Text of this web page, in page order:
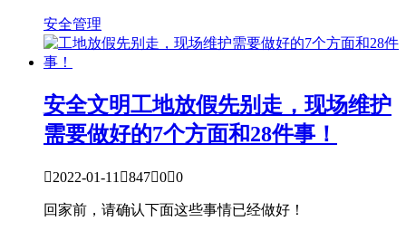
安全管理
安全文明工地放假先别走，现场维护
需要做好的7个方面和28件事！
2022-01-11 84700
回家前，请确认下面这些事情已经做好！